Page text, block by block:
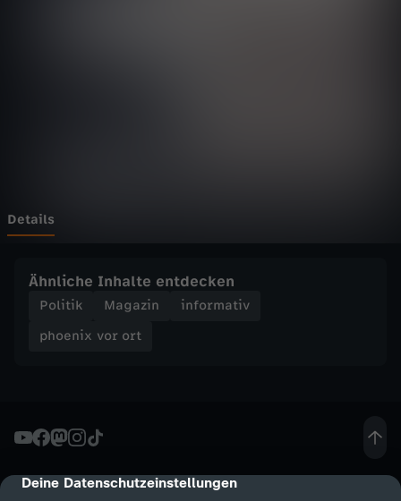
cmp-dialog-description
Deine Datenschutzeinstellungen
t
V
k
e
Details
Ähnliche Inhalte entdecken
Politik Magazin
informativ
phoenix vor ort